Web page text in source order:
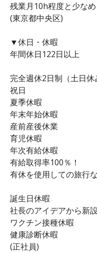
残業月10h程度と少な
(東京都中央区)
▼休日・休暇
年間休日122日以上
完全週休2日制（土日休
祝日
夏季休暇
年末年始休暇
産前産後休業
育児休暇
年次有給休暇
有給取得率100％！
有休を使用しての旅行
誕生日休暇
社長のアイデアから新
ワクチン接種休暇
健康診断休暇
(正社員)